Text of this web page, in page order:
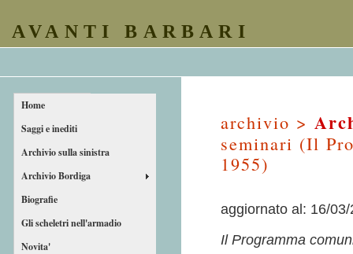
AVANTI BARBARI
Home
Saggi e inediti
Archivio sulla sinistra
Archivio Bordiga
Biografie
Gli scheletri nell'armadio
Novita'
archivio >
seminari (Il
1955)
aggiornato al: 16/03/
Il Programma